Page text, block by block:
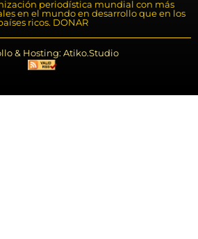
periodística mundial con más
en el mundo en desarrollo que en los
ricos. DONAR
& Hosting: Atiko.Studio